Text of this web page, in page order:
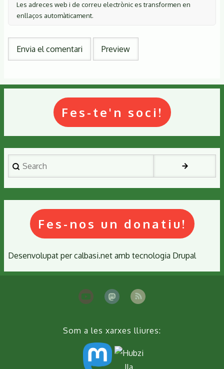
Les adreces web i de correu electrònic es transformen en
enllaços automàticament.
Fes-te'n soci!
Search
Fes-nos un donatiu!
Desenvolupat percalbasi.net amb tecnologia Drupal
Som a les xarxes lliures: